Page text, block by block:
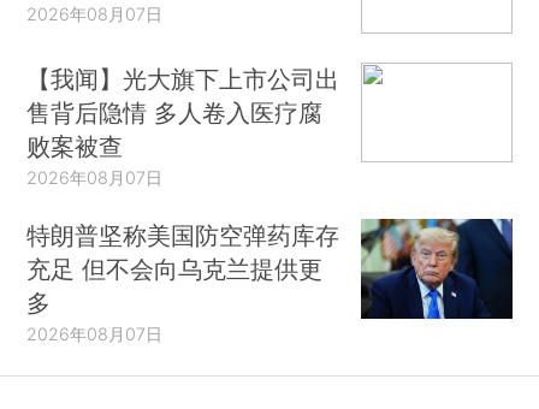
2026年08月07日
【我闻】光大旗下上市公司出
售背后隐情 多人卷入医疗腐
败案被查
2026年08月07日
特朗普坚称美国防空弹药库存
充足 但不会向乌克兰提供更
多
2026年08月07日